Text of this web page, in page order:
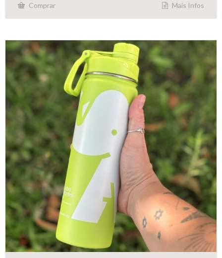
Comprar Mais Infos